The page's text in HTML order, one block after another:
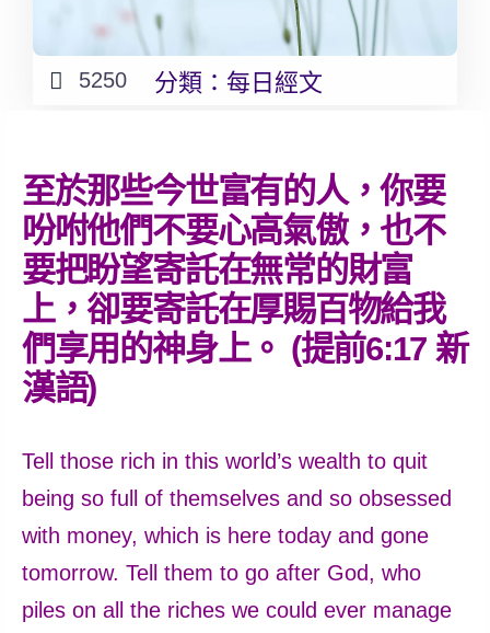
5250 分類： 每日經文
至於那些今世富有的人，你要
吩咐他們不要心高氣傲，也不
要把盼望寄託在無常的財富
上，卻要寄託在厚賜百物給我
們享用的神身上。 (提前6:17 新
漢語)
Tell those rich in this world’s wealth to quit
being so full of themselves and so obsessed
with money, which is here today and gone
tomorrow. Tell them to go after God, who
piles on all the riches we could ever manage